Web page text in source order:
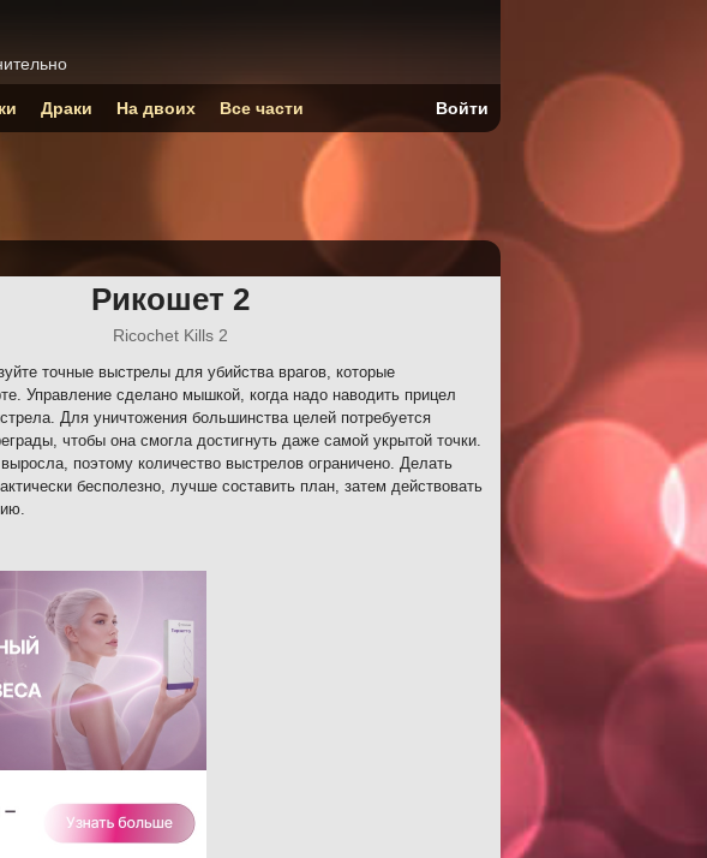
Рикошет 2
Ricochet Kills 2
точные выстрелы для убийства врагов, которые
Управление сделано мышкой, когда надо наводить прицел
Для уничтожения большинства целей потребуется
чтобы она смогла достигнуть даже самой укрытой точки.
поэтому количество выстрелов ограничено. Делать
бесполезно, лучше составить план, затем действовать
Драки На двоих Все части Войти